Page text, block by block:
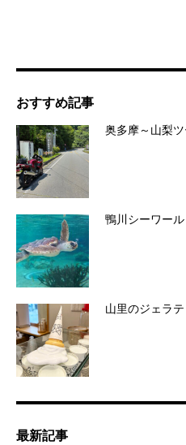
おすすめ記事
奥多摩～山梨
鴨川シーワール
山里のジェラ
最新記事